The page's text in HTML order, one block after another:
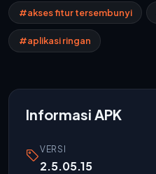
#akses fitur tersembunyi
#aplikasi ringan
Informasi APK
VERSI
2.5.05.15